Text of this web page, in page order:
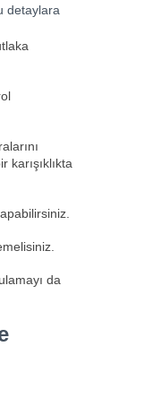
detaylara
karışıklıkta
da